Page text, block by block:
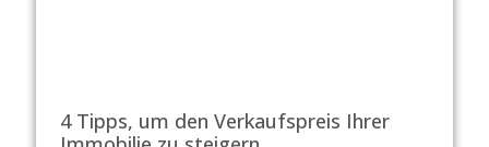
4 Tipps, um den Verkaufspreis Ihrer